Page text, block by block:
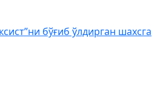
бўғиб ўлдирган шахсга